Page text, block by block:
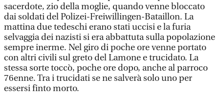
sacerdote, zio della moglie, quando venne bloccato
dai soldati del Polizei-Freiwillingen-Bataillon. La
mattina due tedeschi erano stati uccisi e la furia
selvaggia dei nazisti si era abbattuta sulla popolazione
sempre inerme. Nel giro di poche ore venne portato
con altri civili sul greto del Lamone e trucidato. La
stessa sorte toccò, poche ore dopo, anche al parroco
76enne. Tra i trucidati se ne salverà solo uno per
essersi finto morto.